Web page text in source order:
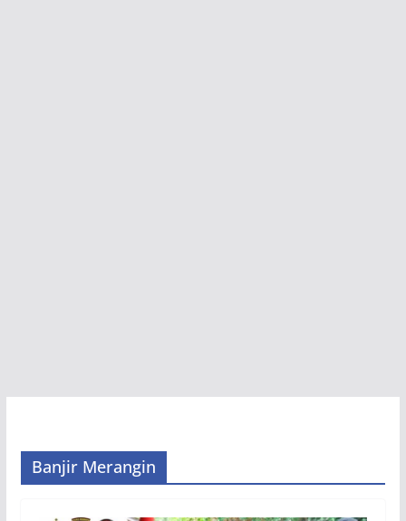
Banjir Merangin